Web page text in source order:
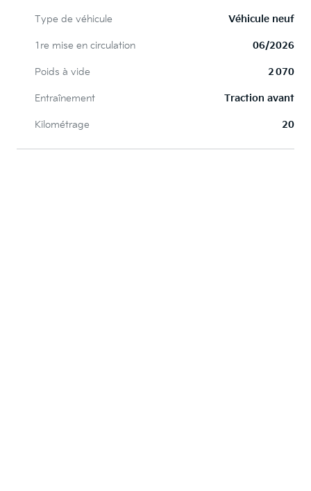
Type de véhicule Véhicule neuf
1re mise en circulation 06/2026
Poids à vide 2 070
Entraînement Traction avant
Kilométrage 20